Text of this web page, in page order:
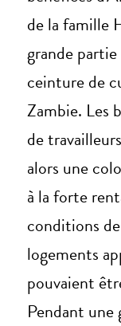
de la famille
grande
ceinture de
Zambie. Les
de
alors une
à la forte
conditions
logements
pouvaient
Pendant